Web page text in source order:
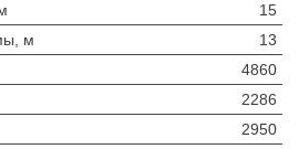
15
м
13
4860
2286
2950